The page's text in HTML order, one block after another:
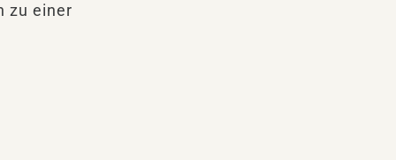
zu einer